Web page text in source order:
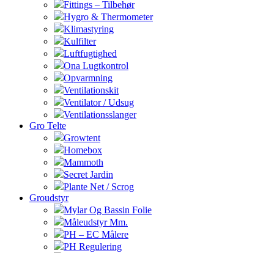
Fittings – Tilbehør
Hygro & Thermometer
Klimastyring
Kulfilter
Luftfugtighed
Ona Lugtkontrol
Opvarmning
Ventilationskit
Ventilator / Udsug
Ventilationsslanger
Gro Telte
Growtent
Homebox
Mammoth
Secret Jardin
Plante Net / Scrog
Groudstyr
Mylar Og Bassin Folie
Måleudstyr Mm.
PH – EC Målere
PH Regulering